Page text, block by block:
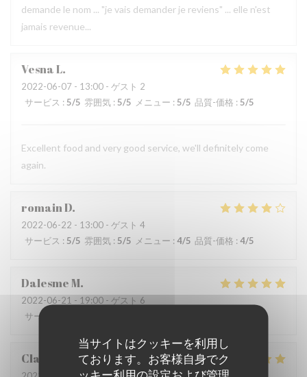
当サイトはクッキーを利用し
ております。お客様自身でク
ッキー利用の設定および管理
demande le nom ... "je vais demander je reviens" ... elle n'est
jamais revenue...
VesnaL
2022-06-07 - 13:00 - ゲスト 2
サービス : 5/5 雰囲気 : 5/5 メニュー : 5/5 品質-価格 : 5/5
Excellent food and very good service, we'll definitely come
again.
romainD
2022-06-22 - 13:00 - ゲスト 4
サービス : 5/5 雰囲気 : 5/5 メニュー : 4/5 品質-価格 : 4/5
DalesmeM
2022-06-21 - 19:00 - ゲスト 6
サービス
Clarisse